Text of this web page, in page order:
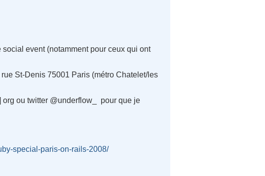
event (notamment pour ceux qui ont
St-Denis 75001 Paris (métro Chatelet/les
ou twitter @underflow_ pour que je
special-paris-on-rails-2008/